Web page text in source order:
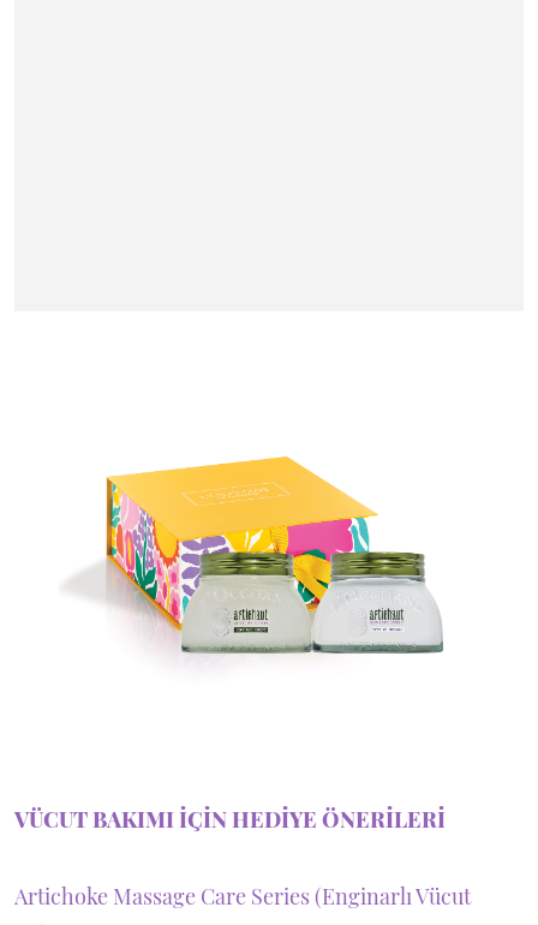
VÜCUT BAKIMI İÇİN HEDİYE ÖNERİLERİ
Artichoke Massage Care Series (Enginarlı Vücut